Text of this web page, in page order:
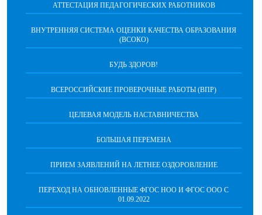
АТТЕСТАЦИЯ ПЕДАГОГИЧЕСКИХ РАБОТНИКОВ
ВНУТРЕННЯЯ СИСТЕМА ОЦЕНКИ КАЧЕСТВА ОБРАЗОВАНИЯ
(ВСОКО)
БУДЬ ЗДОРОВ!
ВСЕРОССИЙСКИЕ ПРОВЕРОЧНЫЕ РАБОТЫ (ВПР)
ЦЕЛЕВАЯ МОДЕЛЬ НАСТАВНИЧЕСТВА
БОЛЬШАЯ ПЕРЕМЕНА
ПРИЕМ ЗАЯВЛЕНИЙ НА ЛЕТНЕЕ ОЗДОРОВЛЕНИЕ
ПЕРЕХОД НА ОБНОВЛЕННЫЕ ФГОС НОО И ФГОС ООО С
01.09.2022